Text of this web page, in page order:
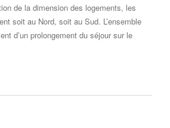
de la dimension des logements, les
soit au Nord, soit au Sud. L’ensemble
d’un prolongement du séjour sur le